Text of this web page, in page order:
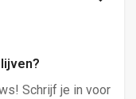
Schrijf je in voor